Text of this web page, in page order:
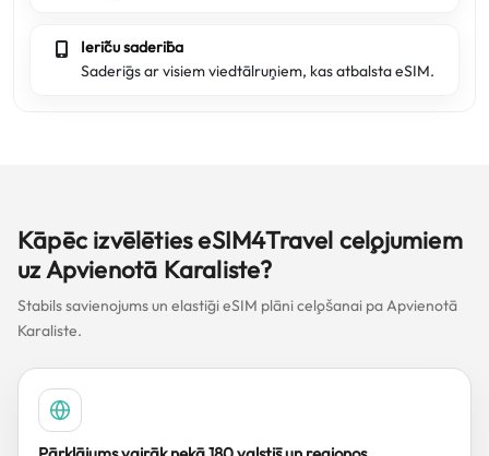
Ierīču saderība
Saderīgs ar visiem viedtālruņiem, kas atbalsta eSIM.
Kāpēc izvēlēties eSIM4Travel ceļojumiem
uz Apvienotā Karaliste?
Stabils savienojums un elastīgi eSIM plāni ceļošanai pa Apvienotā
Karaliste.